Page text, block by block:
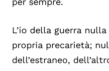
L’io della guerra
propria precarietà;
dell’estraneo,